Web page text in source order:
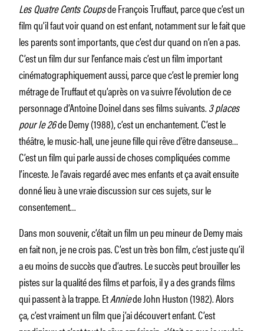
Les Quatre Cents Coupsde François Truffaut, parce que c’est un
film qu’il faut voir quand on est enfant, notamment sur le fait que
les parents sont importants, que c’est dur quand on n’en a pas.
C’est un film dur sur l’enfance mais c’est un film important
cinématographiquement aussi, parce que c’est le premier long
métrage de Truffaut et qu’après on va suivre l’évolution de ce
personnage d’Antoine Doinel dans ses films suivants.3 places
pour le 26de Demy (1988), c’est un enchantement. C’est le
théâtre, le music-hall, une jeune fille qui rêve d’être danseuse…
C’est un film qui parle aussi de choses compliquées comme
l’inceste. Je l’avais regardé avec mes enfants et ça avait ensuite
donné lieu à une vraie discussion sur ces sujets, sur le
consentement…
Dans mon souvenir, c’était un film un peu mineur de Demy mais
en fait non, je ne crois pas. C’est un très bon film, c’est juste qu’il
a eu moins de succès que d’autres. Le succès peut brouiller les
pistes sur la qualité des films et parfois, il y a des grands films
qui passent à la trappe. EtAnniede John Huston (1982). Alors
ça, c’est vraiment un film que j’ai découvert enfant. C’est